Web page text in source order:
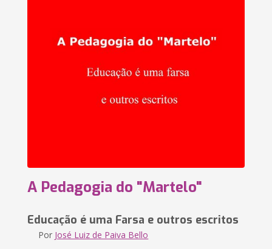
A Pedagogia do "Martelo"
Educação é uma Farsa e outros escritos
Por José Luiz de Paiva Bello